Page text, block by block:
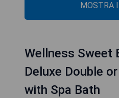
MOSTRA
Wellness Sweet
Deluxe Double
with Spa Bath